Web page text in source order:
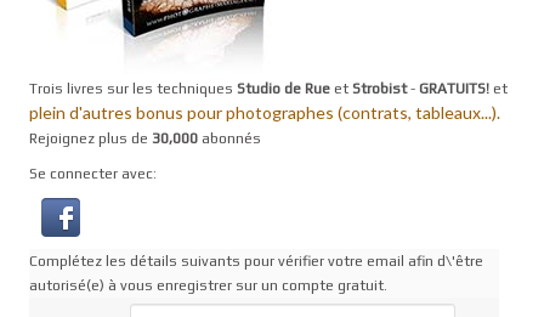
Trois livres sur les techniques Studio de Rue et Strobist- GRATUITS! et
plein d'autres bonus pour photographes (contrats, tableaux...).
Rejoignez plus de 30,000 abonnés
Se connecter avec:
Complétez les détails suivants pour vérifier votre email afin d\'être
autorisé(e) à vous enregistrer sur un compte gratuit.